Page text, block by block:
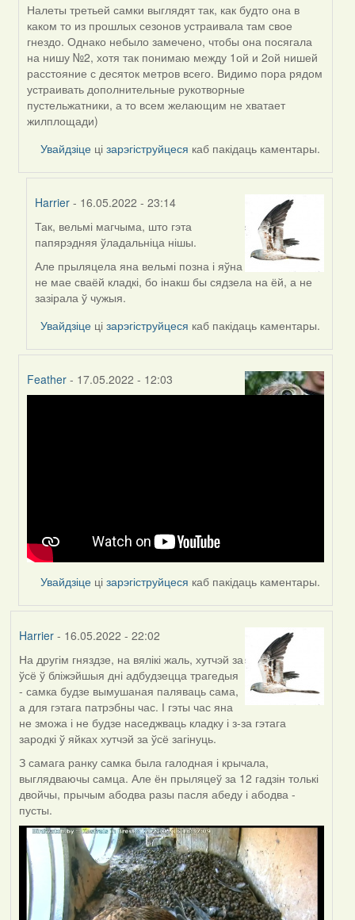
In
reply
to
by
Harrier
Налеты третьей самки выглядят так, как будто она в
каком то из прошлых сезонов устраивала там свое
гнездо. Однако небыло замечено, чтобы она посягала
на нишу №2, хотя так понимаю между 1ой и 2ой нишей
расстояние с десяток метров всего. Видимо пора рядом
устраивать дополнительные рукотворные
пустельжатники, а то всем желающим не хватает
жилплощади)
Увайдзіце цізарэгіструйцеся каб пакідаць каментары.
Harrier - 16.05.2022 - 23:14
In
reply
to
by
ZNR
Так, вельмі магчыма, што гэта
папярэдняя ўладальніца нішы.
Але прыляцела яна вельмі позна і яўна
не мае сваёй кладкі, бо інакш бы сядзела на ёй, а не
зазірала ў чужыя.
Увайдзіце цізарэгіструйцеся каб пакідаць каментары.
Feather - 17.05.2022 - 12:03
Увайдзіце цізарэгіструйцеся каб пакідаць каментары.
Harrier- 16.05.2022 - 22:02
На другім гняздзе, на вялікі жаль, хутчэй за
ўсё ў бліжэйшыя дні адбудзецца трагедыя
- самка будзе вымушаная паляваць сама,
а для гэтага патрэбны час. І гэты час яна
не зможа і не будзе наседжваць кладку і з-за гэтага
зародкі ў яйках хутчэй за ўсё загінуць.
З самага ранку самка была галодная і крычала,
выглядваючы самца. Але ён прыляцеў за 12 гадзін толькі
двойчы, прычым абодва разы пасля абеду і абодва -
пусты.